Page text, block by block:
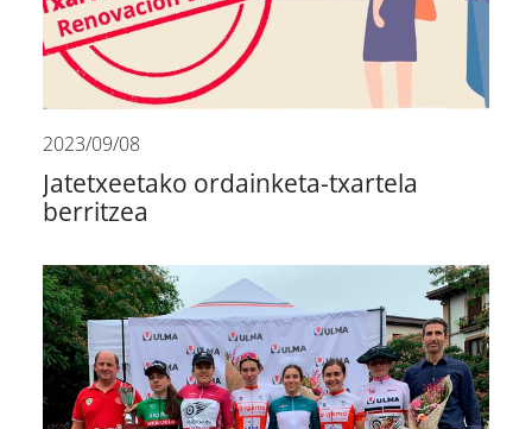
2023/09/08
Jatetxeetako ordainketa-txartela
berritzea